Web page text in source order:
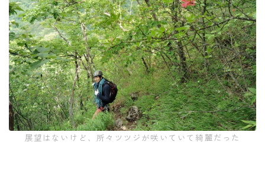
展望はないけど、所々ツツジが咲いていて綺麗だった